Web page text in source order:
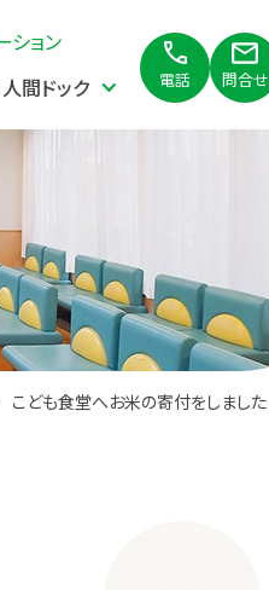
ション
間ドック 電話 問合せ
こども食堂へお米の寄付をしました